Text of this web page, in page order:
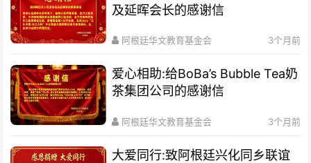
及延晖会长的感谢信
阿根廷华文教育基金会 3个月前
爱心相助:给BoBa’s Bubble Tea奶
茶集团公司的感谢信
阿根廷华文教育基金会 3个月前
大爱同行:致阿根廷兴化同乡联谊